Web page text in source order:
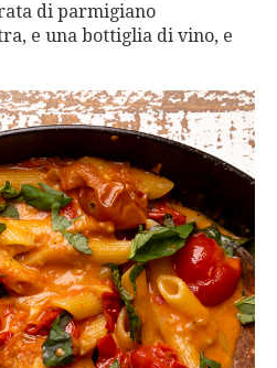
di parmigiano
e una bottiglia di vino, e